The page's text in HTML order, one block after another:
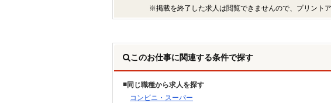
※掲載を終了した求人は閲覧できませんので、プリント
このお仕事に関連する条件で探す
同じ職種から求人を探す
コンビニ・スーパー